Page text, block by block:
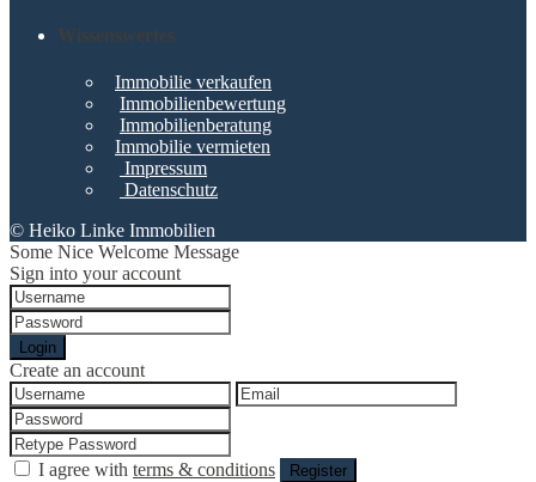
Wissenswertes
Immobilie verkaufen
Immobilienbewertung
Immobilienberatung
Immobilie vermieten
Impressum
Datenschutz
© Heiko Linke Immobilien
Some Nice Welcome Message
Sign into your account
Login
Create an account
I agree with terms & conditions Register